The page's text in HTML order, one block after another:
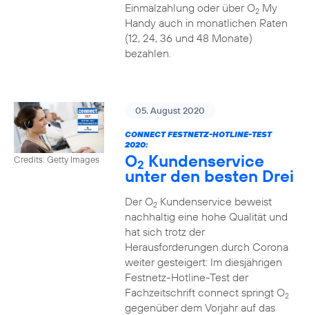
Einmalzahlung oder über O2My
Handy auch in monatlichen Raten
(12, 24, 36 und 48 Monate)
bezahlen.
Credits: Getty Images
05. August 2020
CONNECT FESTNETZ-HOTLINE-TEST
2020:
O2 Kundenservice
unter den besten Drei
Der O2Kundenservice beweist
nachhaltig eine hohe Qualität und
hat sich trotz der
Herausforderungen durch Corona
weiter gesteigert: Im diesjährigen
Festnetz-Hotline-Test der
Fachzeitschrift connect springt O2
gegenüber dem Vorjahr auf das